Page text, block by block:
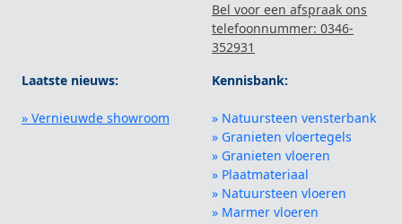
Bel voor een afspraak ons
telefoonnummer: 0346-
352931
Laatste nieuws:
» Vernieuwde showroom
Kennisbank:
» Natuursteen vensterbank
» Granieten vloertegels
» Granieten vloeren
» Plaatmateriaal
» Natuursteen vloeren
» Marmer vloeren